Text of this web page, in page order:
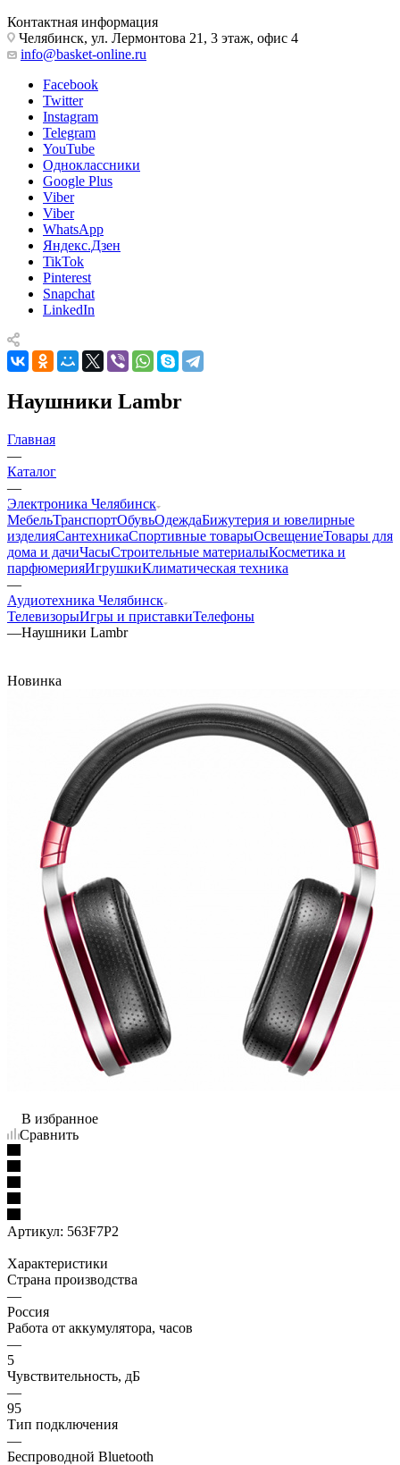
Контактная информация
Челябинск, ул. Лермонтова 21, 3 этаж, офис 4
info@basket-online.ru
Facebook
Twitter
Instagram
Telegram
YouTube
Одноклассники
Google Plus
Viber
Viber
WhatsApp
Яндекс.Дзен
TikTok
Pinterest
Snapchat
LinkedIn
Наушники Lambr
Главная
—
Каталог
—
Электроника Челябинск
МебельТранспортОбувьОдеждаБижутерия и ювелирные
изделияСантехникаСпортивные товарыОсвещениеТовары для
дома и дачиЧасыСтроительные материалыКосметика и
парфюмерияИгрушкиКлиматическая техника
—
Аудиотехника Челябинск
ТелевизорыИгры и приставкиТелефоны
—Наушники Lambr
Новинка
В избранное
Сравнить
Артикул: 563F7P2
Характеристики
Страна производства
—
Россия
Работа от аккумулятора, часов
—
5
Чувствительность, дБ
—
95
Тип подключения
—
Беспроводной Bluetooth